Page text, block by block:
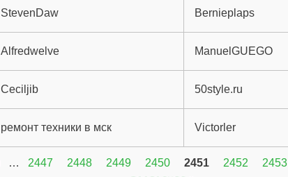
StevenDaw Bernieplaps
Alfredwelve ManuelGUEGO
Ceciljib 50style.ru
ремонт техники в мск Victorler
… 2447 2448 2449 2450 2451 2452 2453